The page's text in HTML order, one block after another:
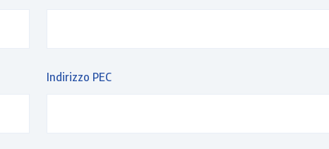
Indirizzo PEC